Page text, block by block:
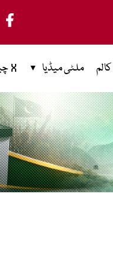
کالم ملٹی میڈیا X چینلز